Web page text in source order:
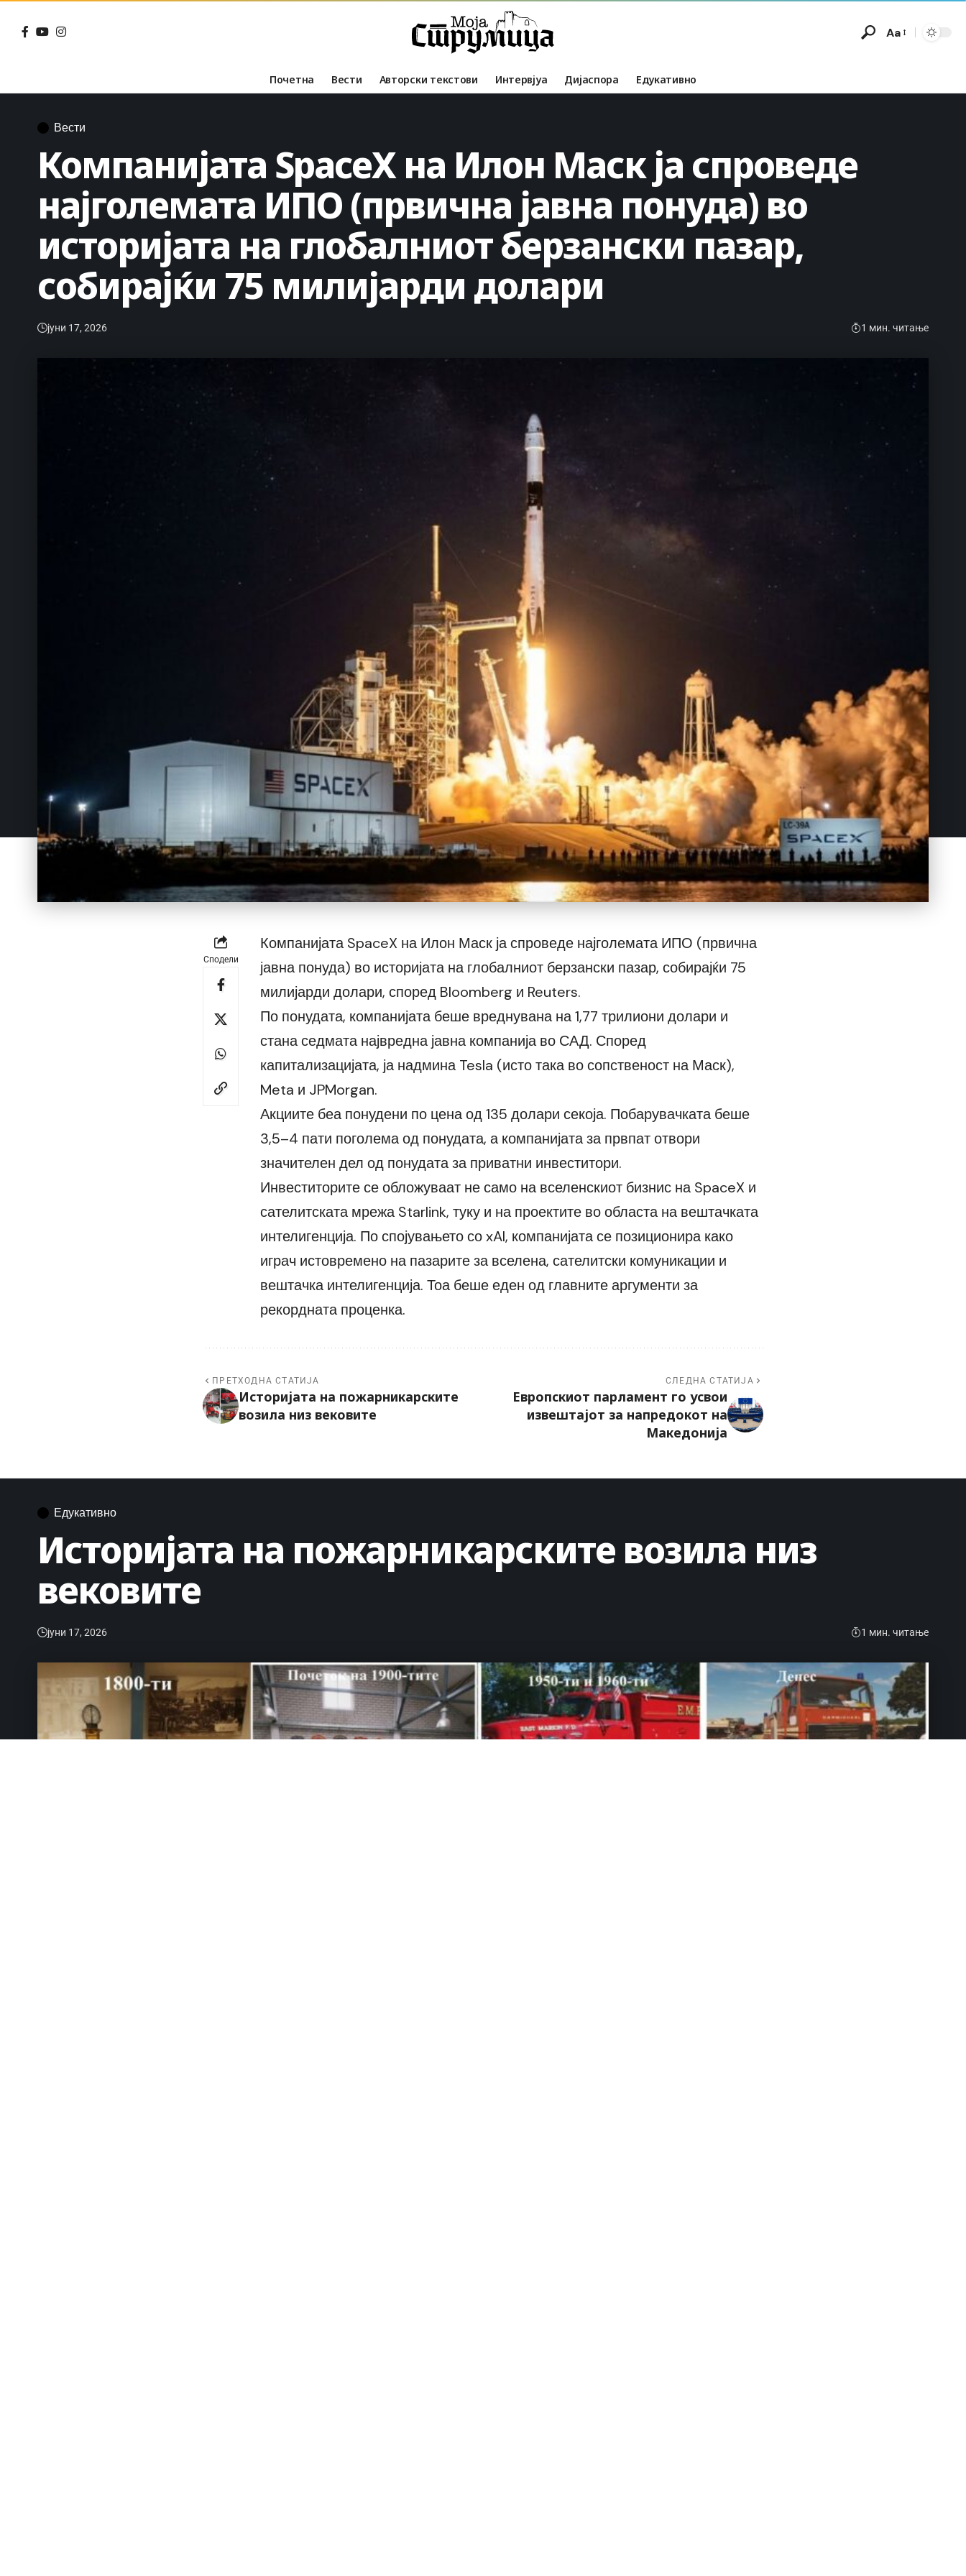
Aa
Почетна Вести Авторски текстови Интервјуа Дијаспора Едукативно
Вести
Компанијата SpaceX на Илон Маск ја спроведе
најголемата ИПО (првична јавна понуда) во
историјата на глобалниот берзански пазар,
собирајќи 75 милијарди долари
јуни 17, 2026 1 мин. читање
Сподели
Компанијата SpaceX на Илон Маск ја спроведе најголемата ИПО (првична
јавна понуда) во историјата на глобалниот берзански пазар, собирајќи 75
милијарди долари, според Bloomberg и Reuters.
По понудата, компанијата беше вреднувана на 1,77 трилиони долари и
стана седмата највредна јавна компанија во САД. Според
капитализацијата, ја надмина Tesla (исто така во сопственост на Маск),
Meta и JPMorgan.
Акциите беа понудени по цена од 135 долари секоја. Побарувачката беше
3,5–4 пати поголема од понудата, а компанијата за првпат отвори
значителен дел од понудата за приватни инвеститори.
Инвеститорите се обложуваат не само на вселенскиот бизнис на SpaceX и
сателитската мрежа Starlink, туку и на проектите во областа на вештачката
интелигенција. По спојувањето со xAI, компанијата се позиционира како
играч истовремено на пазарите за вселена, сателитски комуникации и
вештачка интелигенција. Тоа беше еден од главните аргументи за
рекордната проценка.
ПРЕТХОДНА СТАТИЈА
Историјата на пожарникарските
возила низ вековите
СЛЕДНА СТАТИЈА
Европскиот парламент го усвои
извештајот за напредокот на
Македонија
Едукативно
Историјата на пожарникарските возила низ
вековите
јуни 17, 2026 1 мин. читање